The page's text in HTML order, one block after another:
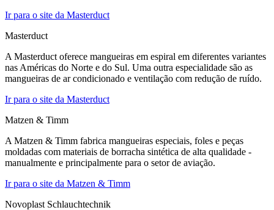
Ir para o site da Masterduct
Masterduct
A Masterduct oferece mangueiras em espiral em diferentes variantes
nas Américas do Norte e do Sul. Uma outra especialidade são as
mangueiras de ar condicionado e ventilação com redução de ruído.
Ir para o site da Masterduct
Matzen & Timm
A Matzen & Timm fabrica mangueiras especiais, foles e peças
moldadas com materiais de borracha sintética de alta qualidade -
manualmente e principalmente para o setor de aviação.
Ir para o site da Matzen & Timm
Novoplast Schlauchtechnik